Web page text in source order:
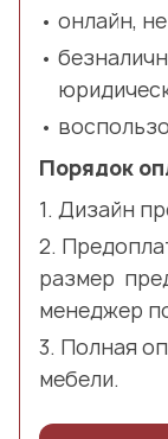
онлайн,
Порядок
Дизайн
размер
менеджер
Полная
мебели.